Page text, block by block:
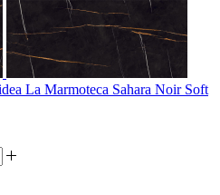
La Marmoteca Sahara Noir Soft